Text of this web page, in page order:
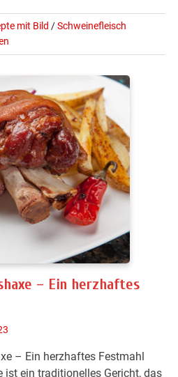
mit Bild /Schweinefleisch
– Ein herzhaftes
– Ein herzhaftes Festmahl
ist ein traditionelles Gericht, das